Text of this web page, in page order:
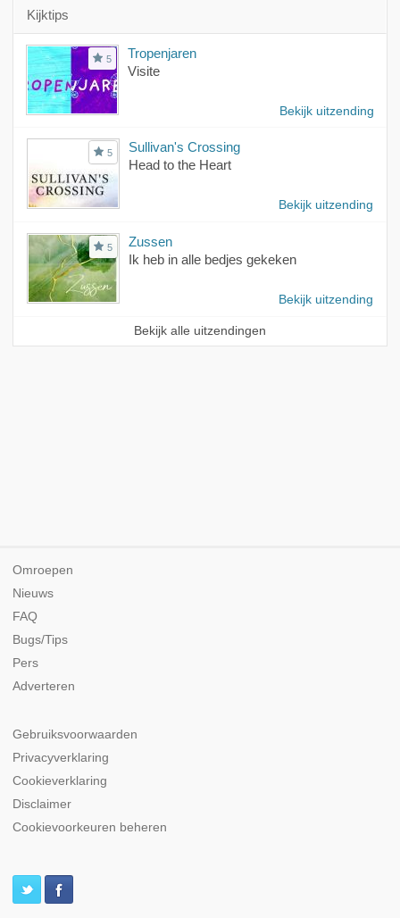
Kijktips
5
Tropenjaren
Visite
Bekijk uitzending
5
Sullivan's Crossing
Head to the Heart
Bekijk uitzending
5
Zussen
Ik heb in alle bedjes gekeken
Bekijk uitzending
Bekijk alle uitzendingen
Omroepen
Nieuws
FAQ
Bugs/Tips
Pers
Adverteren
Gebruiksvoorwaarden
Privacyverklaring
Cookieverklaring
Disclaimer
Cookievoorkeuren beheren